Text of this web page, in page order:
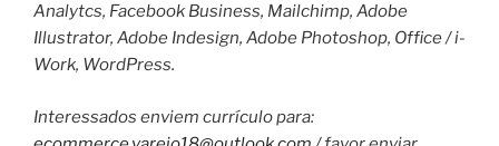
Analytcs, Facebook Business, Mailchimp, Adobe
Illustrator, Adobe Indesign, Adobe Photoshop, Office / i-
Work, WordPress.
Interessados enviem currículo para: